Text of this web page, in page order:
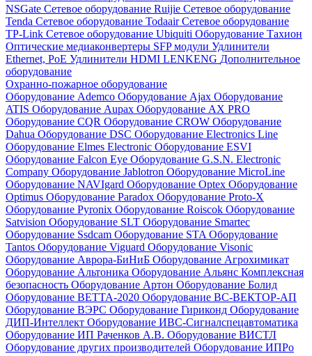
NSGate Сетевое оборудование Ruijie Сетевое оборудование
Tenda Сетевое оборудование TodaairСетевое оборудование
TP-Link Сетевое оборудование Ubiquiti Оборудование Тахион
Оптические медиаконвертеры SFP модули Удлинители
Ethernet, PoE Удлинители HDMI LENKENG Дополнительное
оборудование
Охранно-пожарное оборудование
Оборудование Ademco Оборудование Ajax Оборудование
ATIS Оборудование Aupax Оборудование AX PRO
Оборудование CQR Оборудование CROW Оборудование
Dahua Оборудование DSC Оборудование Electronics Line
Оборудование Elmes Electronic Оборудование ESVI
Оборудование Falcon Eye Оборудование G.S.N. Electronic
Company Оборудование Jablotron Оборудование MicroLine
Оборудование NAVIgard Оборудование Optex Оборудование
Optimus Оборудование Paradox Оборудование Proto-X
Оборудование Pyronix Оборудование Roiscok Оборудование
Satvision Оборудование SLT Оборудование Smartec
Оборудование Ssdcam Оборудование STA Оборудование
Tantos Оборудование Viguard Оборудование Visonic
Оборудование Аврора-БиНиБ Оборудование Агрохимикат
Оборудование Альтоника Оборудование Альянс Комплексная
безопасность Оборудование Артон Оборудование Болид
Оборудование ВЕТТА-2020 Оборудование ВС-ВЕКТОР-АП
Оборудование ВЭРС Оборудование Гириконд Оборудование
ДИП-Интеллект Оборудование ИВС-Сигналспецавтоматика
Оборудование ИП Раченков А.В. Оборудование ВИСТЛ
Оборудование других производителей Оборудование ИПРо